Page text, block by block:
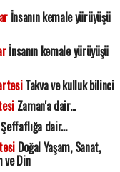
İnsanın kemale yürüyüşü
İnsanın kemale yürüyüşü
Takva ve kulluk bilinci
Zaman'a dair...
dair...
Doğal Yaşam, Sanat,
ve Din